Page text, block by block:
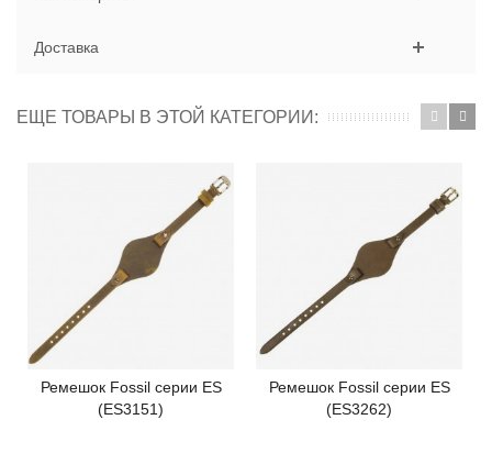
Доставка
ЕЩЕ ТОВАРЫ В ЭТОЙ КАТЕГОРИИ:
Ремешок Fossil серии ES
(ES3151)
Ремешок Fossil серии ES
(ES3262)